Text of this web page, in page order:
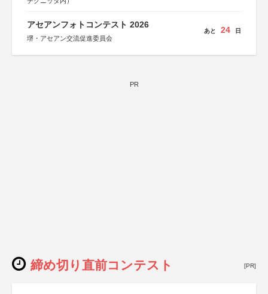
アセアンフォトコンテスト 2026
堺・アセアン交流促進委員会
あと 24 日
PR
締め切り直前コンテスト [PR]